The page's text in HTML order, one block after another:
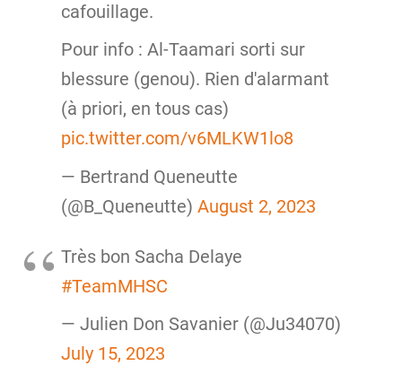
cafouillage.
Pour info : Al-Taamari sorti sur
blessure (genou). Rien d'alarmant
(à priori, en tous cas)
pic.twitter.com/v6MLKW1lo8
— Bertrand Queneutte
(@B_Queneutte) August 2, 2023
Très bon Sacha Delaye
#TeamMHSC
— Julien Don Savanier (@Ju34070)
July 15, 2023